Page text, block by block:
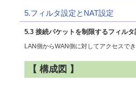
5.フィルタ設定とNAT設定
5.3 接続パケットを制限するフィルタ
LAN側からWAN側に対してアクセスで
【 構成図 】